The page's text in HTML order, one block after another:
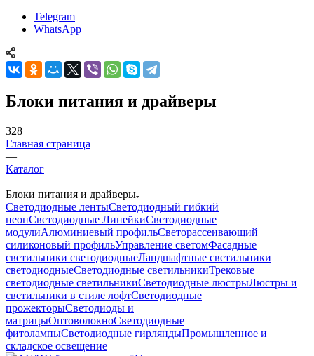
Telegram
WhatsApp
Блоки питания и драйверы
328
Главная страница
—
Каталог
—
Блоки питания и драйверы
Светодиодные лентыСветодиодный гибкий
неонСветодиодные ЛинейкиСветодиодные
модулиАлюминиевый профильСветорассеивающий
силиконовый профильУправление светомФасадные
светильники светодиодныеЛандшафтные светильники
светодиодныеСветодиодные светильникиТрековые
светодиодные светильникиСветодиодные люстрыЛюстры и
светильники в стиле лофтСветодиодные
прожекторыСветодиоды и
матрицыОптоволокноСветодиодные
фитолампыСветодиодные гирляндыПромышленное и
складское освещение